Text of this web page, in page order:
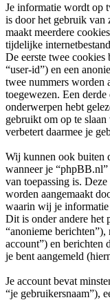
Je informatie wordt op
is door het gebruik van
maakt meerdere
tijdelijke
De eerste twee cookies
“user-id”) en een
twee nummers worden
toegewezen. Een
onderwerpen hebt
gebruikt om op te
verbetert daarmee je
Wij kunnen ook buiten
wanneer je
van toepassing is.
worden aangemaakt
waarin wij je informatie
Dit is onder andere het
“anonieme
account”) en berichten
je bent aangemeld
Je account bevat
“je gebruikersnaam”),